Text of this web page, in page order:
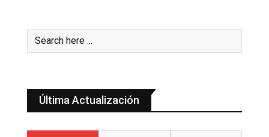
Última Actualización